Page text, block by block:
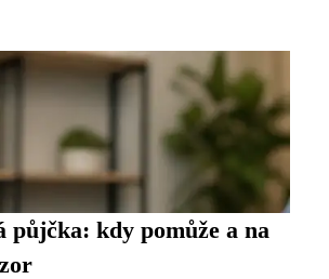
půjčka: kdy pomůže a na